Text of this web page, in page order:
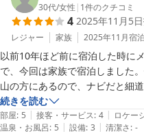
この教訓を生かし改善に努めて
本日はご宿泊誠にありがとうご
TOTOシーウィンド淡路　　　
ＴＯＴＯシーウィンド淡路 ＜
2026-01-05
30代/女性 | 1件のクチコミ
4 2025年11月5日
レジャー 家族 2025年11月宿泊
以前10年ほど前に宿泊した時に
で、今回は家族で宿泊しました
山の方にあるので、ナビだと細
リとホテルのHPにあるYouTube
途中から看板が何ヶ所か出てい
す。また、駐車場がホテルから
続きを読む
部屋: 5 | 接客・サービス: 4 | ロケー
温泉・お風呂: 5 | 設備: 3 | 清潔さ: -